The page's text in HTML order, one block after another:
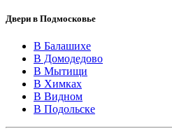
Двери в Подмосковье
В Балашихе
В Домодедово
В Мытищи
В Химках
В Видном
В Подольске